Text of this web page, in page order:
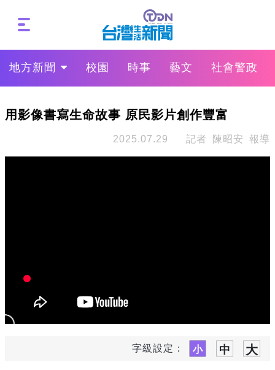
地方新聞 校園 時事 藝文 社會警政
用影像書寫生命故事 原民影片創作豐富
2025.07.29 記者 陳昭安 報導
字級設定：